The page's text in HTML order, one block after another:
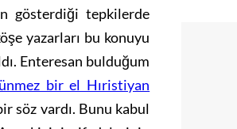
gösterdiği tepkilerde
yazarları bu konuyu
Enteresan bulduğum
bir el Hıristiyan
söz vardı. Bunu kabul